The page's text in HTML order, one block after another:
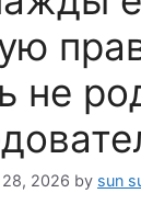
не
28, 2026 by sun